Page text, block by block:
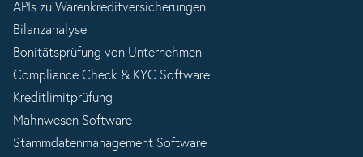
APIs zu Warenkreditversicherungen
Bilanzanalyse
Bonitätsprüfung von Unternehmen
Compliance Check & KYC Software
Kreditlimitprüfung
Mahnwesen Software
Stammdatenmanagement Software